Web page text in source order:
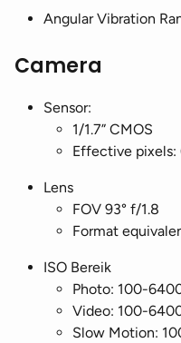
Angular Vibration
Camera
Sensor:
1/1.7” CMOS
Effective pixels:
Lens
FOV 93° f/1.8
Format
ISO Bereik
Photo: 100-
Video: 100-
Slow Motion: